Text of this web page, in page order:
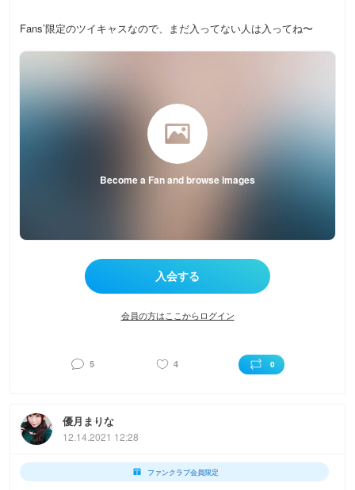
Fans’限定のツイキャスなので、まだ入ってない人は入ってね〜
Become a Fan and browse images
会員の方はここからログイン
5 4 0
優月まりな
12.14.2021 12:28
ファンクラブ会員限定